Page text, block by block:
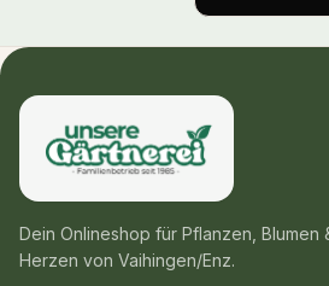
Dein Onlineshop für Pflanzen, Blumen
Herzen von Vaihingen/Enz.